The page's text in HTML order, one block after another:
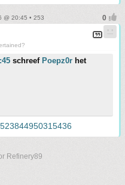
@ 20:45 • 253
schreef Poepz0r het
Refinery89